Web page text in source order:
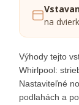
na
Výhody tejto
Whirlpool:
Nastaviteľné
podlahách a